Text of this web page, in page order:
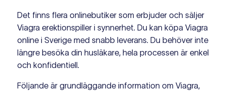
Det finns flera onlinebutiker som erbjuder och säljer
Viagra erektionspiller i synnerhet. Du kan köpa Viagra
online i Sverige med snabb leverans. Du behöver inte
längre besöka din husläkare, hela processen är enkel
och konfidentiell.
Följande är grundläggande information om Viagra,